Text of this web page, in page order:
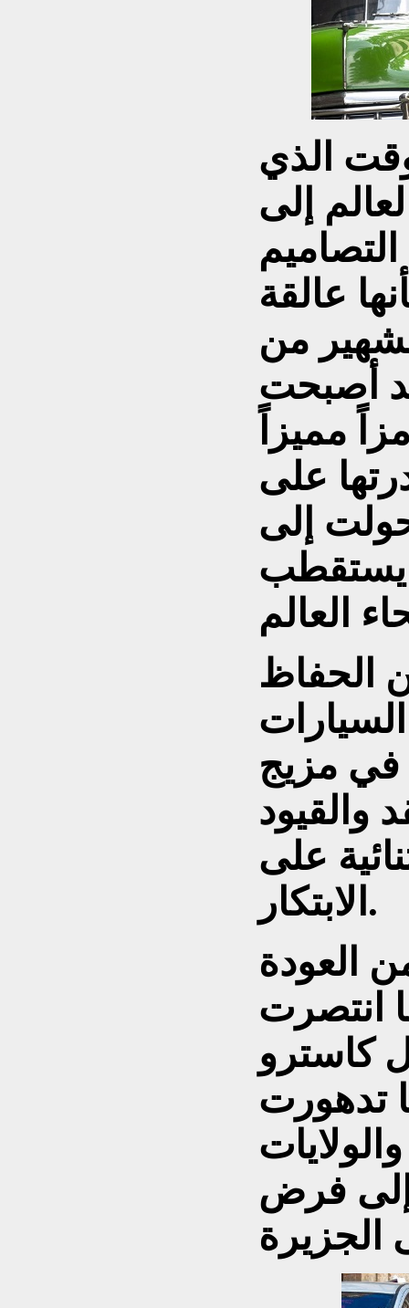
الذي
إلى
عالقة
من
أصبحت
مميزاً
على
إلى
الحفاظ
في مزيج
والقيود
على
الابتكار.
العودة
عندما انتصرت
كاسترو
تدهورت
إلى فرض